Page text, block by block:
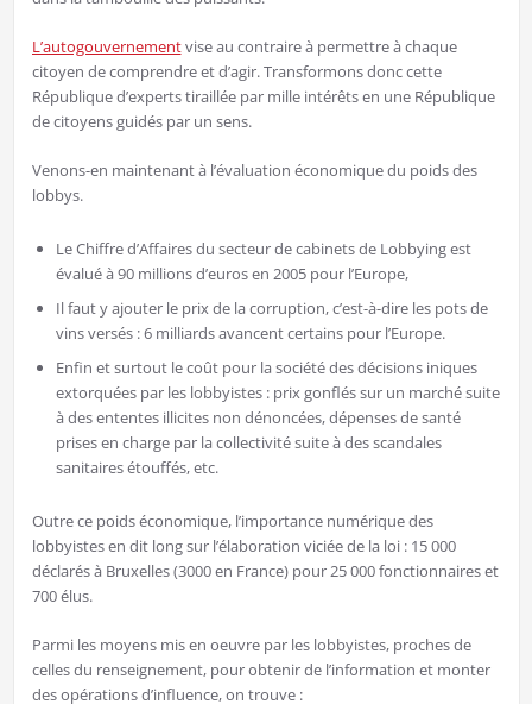
L’autogouvernementvise au contraire à permettre à chaque
citoyen de comprendre et d’agir. Transformons donc cette
République d’experts tiraillée par mille intérêts en une République
de citoyens guidés par un sens.
Venons-en maintenant à l’évaluation économique du poids des
lobbys.
Le Chiffre d’Affaires du secteur de cabinets de Lobbying est
évalué à 90 millions d’euros en 2005 pour l’Europe,
Il faut y ajouter le prix de la corruption, c’est-à-dire les pots de
vins versés : 6 milliards avancent certains pour l’Europe.
Enfin et surtout le coût pour la société des décisions iniques
extorquées par les lobbyistes : prix gonflés sur un marché suite
à des ententes illicites non dénoncées, dépenses de santé
prises en charge par la collectivité suite à des scandales
sanitaires étouffés, etc.
Outre ce poids économique, l’importance numérique des
lobbyistes en dit long sur l’élaboration viciée de la loi : 15 000
déclarés à Bruxelles (3000 en France) pour 25 000 fonctionnaires et
700 élus.
Parmi les moyens mis en oeuvre par les lobbyistes, proches de
celles du renseignement, pour obtenir de l’information et monter
des opérations d’influence, on trouve :